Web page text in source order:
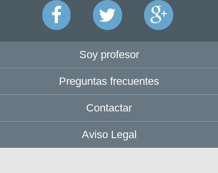
Soy profesor
Preguntas frecuentes
Contactar
Aviso Legal